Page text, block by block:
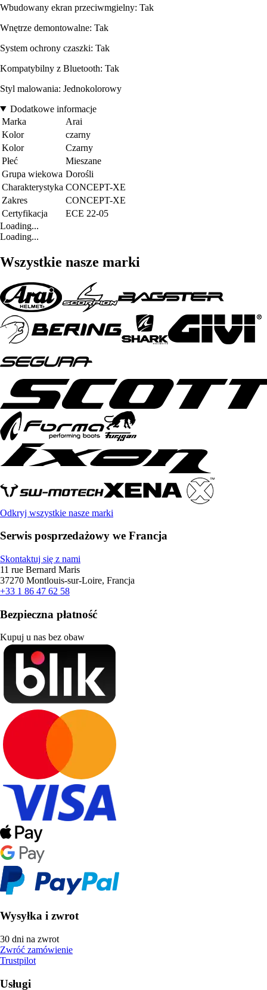
Wbudowany ekran przeciwmgielny: Tak
Wnętrze demontowalne: Tak
System ochrony czaszki: Tak
Kompatybilny z Bluetooth: Tak
Styl malowania: Jednokolorowy
Dodatkowe informacje
Marka
Arai
Kolor
czarny
Kolor
Czarny
Płeć
Mieszane
Grupa wiekowa Dorośli
Charakterystyka CONCEPT-XE
Zakres
CONCEPT-XE
Certyfikacja
ECE 22-05
Loading...
Loading...
Wszystkie nasze marki
Odkryj wszystkie nasze marki
Serwis posprzedażowy we Francja
Skontaktuj się z nami
11 rue Bernard Maris
37270 Montlouis-sur-Loire, Francja
+33 1 86 47 62 58
Bezpieczna płatność
Kupuj u nas bez obaw
Wysyłka i zwrot
30 dni na zwrot
Zwróć zamówienie
Trustpilot
Usługi